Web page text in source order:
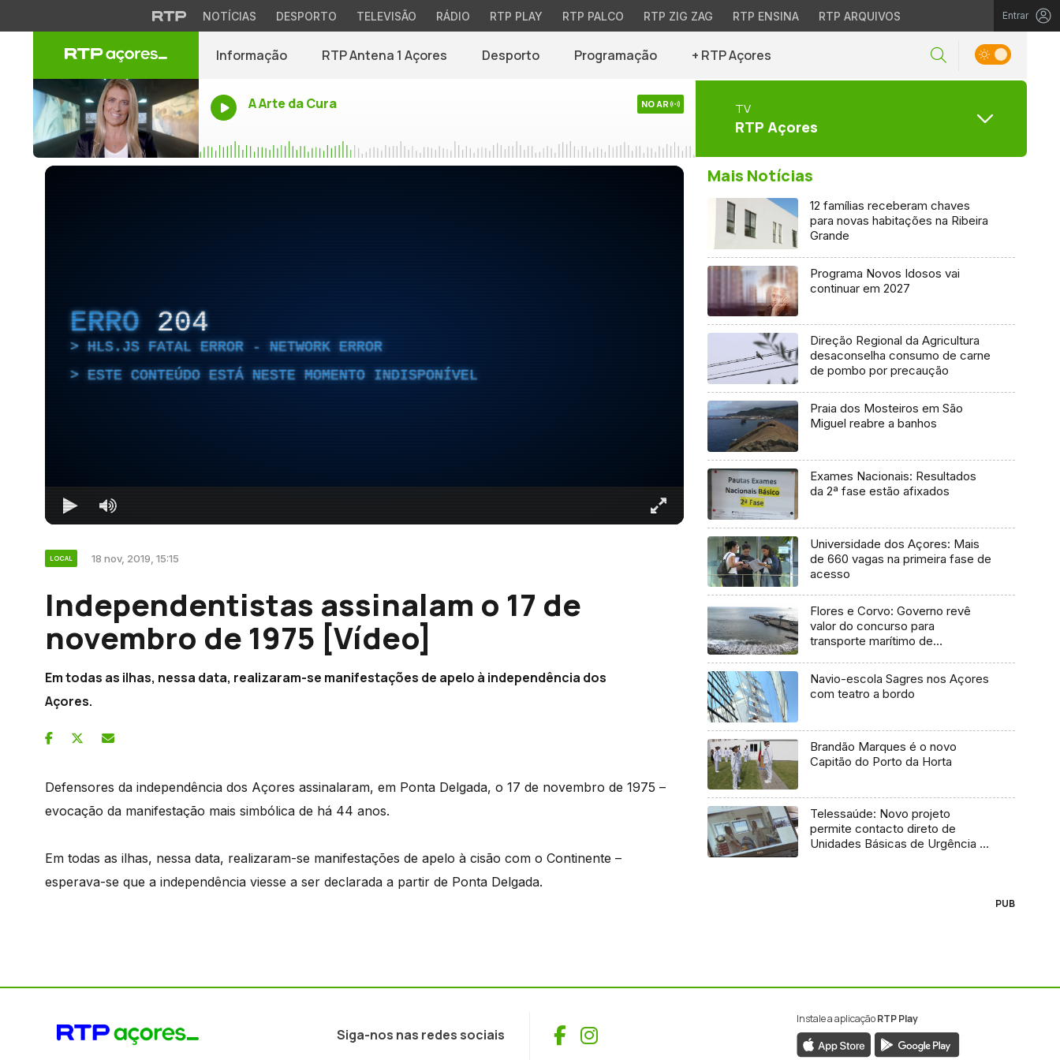
NOTÍCIAS DESPORTO TELEVISÃO RÁDIO RTP PLAY RTP PALCO RTP ZIG ZAG RTP ENSINA RTP ARQUIVOS Entrar
Informação RTP Antena 1 Açores Desporto Programação + RTP Açores
A Arte da Cura NO AR TV
RTP Açores
ERRO 204
HLS.JS FATAL ERROR - NETWORK ERROR
ESTE CONTEÚDO ESTÁ NESTE MOMENTO INDISPONÍVEL
LOCAL 18 nov, 2019, 15:15
Independentistas assinalam o 17 de
novembro de 1975 [Vídeo]
Em todas as ilhas, nessa data, realizaram-se manifestações de apelo à independência dos
Açores.
Defensores da independência dos Açores assinalaram, em Ponta Delgada, o 17 de novembro de 1975 –
evocação da manifestação mais simbólica de há 44 anos.
Em todas as ilhas, nessa data, realizaram-se manifestações de apelo à cisão com o Continente –
esperava-se que a independência viesse a ser declarada a partir de Ponta Delgada.
Mais Notícias
12 famílias receberam chaves
para novas habitações na Ribeira
Grande
Programa Novos Idosos vai
continuar em 2027
Direção Regional da Agricultura
desaconselha consumo de carne
de pombo por precaução
Praia dos Mosteiros em São
Miguel reabre a banhos
Exames Nacionais: Resultados
da 2ª fase estão afixados
Universidade dos Açores: Mais
de 660 vagas na primeira fase de
acesso
Flores e Corvo: Governo revê
valor do concurso para
transporte marítimo de
Navio-escola Sagres nos Açores
com teatro a bordo
Brandão Marques é o novo
Capitão do Porto da Horta
Telessaúde: Novo projeto
permite contacto direto de
Unidades Básicas de Urgência e
PUB
Siga-nos nas redes sociais Facebook
Instagram
Instale a aplicaçãoRTP Play